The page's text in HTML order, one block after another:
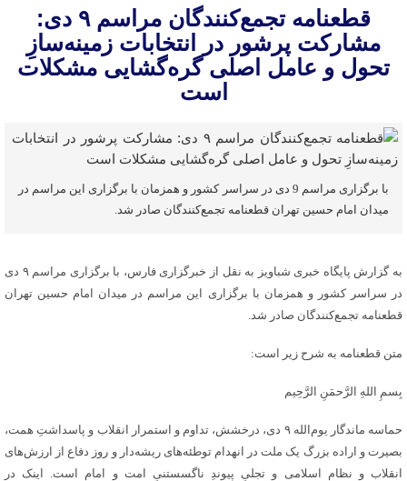
قطعنامه تجمع‌کنندگان مراسم ۹ دی:
مشارکت پرشور در انتخابات زمینه‌سازِ
تحول و عامل اصلی گره‌گشایی مشکلات
است
با برگزاری مراسم 9 دی در سراسر کشور و همزمان با برگزاری این مراسم در
میدان امام حسین تهران قطعنامه تجمع‌کنندگان صادر شد.
به گزارش پایگاه خبری شباویز به نقل از خبرگزاری فارس، با برگزاری مراسم ۹ دی
در سراسر کشور و همزمان با برگزاری این مراسم در میدان امام حسین تهران
قطعنامه تجمع‌کنندگان صادر شد.
متن قطعنامه به شرح زیر است:
بِسمِ اللهِ الرَّحمَنِ الرَّحِیم
حماسه ماندگار یوم‌الله ۹ دی، درخشش، تداوم و استمرار انقلاب و پاسداشتِ همت،
بصیرت و اراده بزرگ یک ملت در انهدام توطئه‌های ریشه‌دار و روز دفاع از ارزش‌های
انقلاب و نظام اسلامی و تجلیِ پیوندِ ناگسستنیِ امت و امام است. اینک در